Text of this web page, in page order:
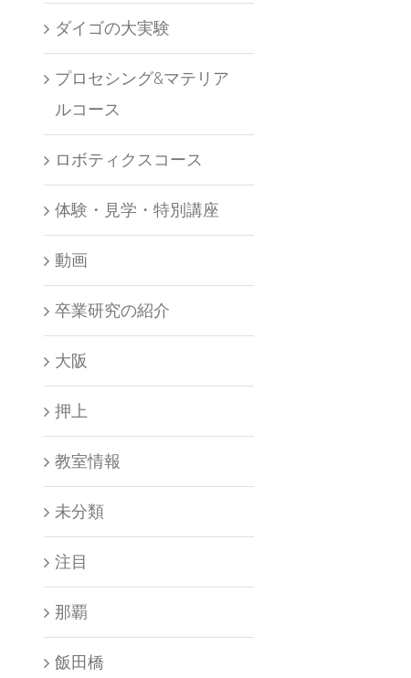
ダイゴの大実験
プロセシング&マテリア
ルコース
ロボティクスコース
体験・見学・特別講座
動画
卒業研究の紹介
大阪
押上
教室情報
未分類
注目
那覇
飯田橋